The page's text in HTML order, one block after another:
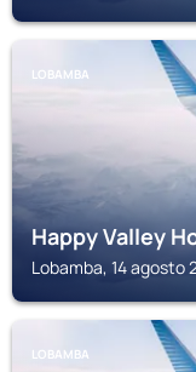
LOBAMBA
Happy Valley
Lobamba, 14 agosto
LOBAMBA